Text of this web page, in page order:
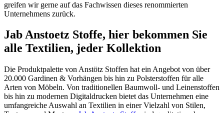
greifen wir gerne auf das Fachwissen dieses renommierten
Unternehmens zurück.
Jab Anstoetz Stoffe, hier bekommen Sie
alle Textilien, jeder Kollektion
Die Produktpalette von Anstötz Stoffen hat ein Angebot von über
20.000 Gardinen & Vorhängen bis hin zu Polsterstoffen für alle
Arten von Möbeln. Von traditionellen Baumwoll- und Leinenstoffen
bis hin zu modernen Digitaldrucken bietet das Unternehmen eine
umfangreiche Auswahl an Textilien in einer Vielzahl von Stilen,